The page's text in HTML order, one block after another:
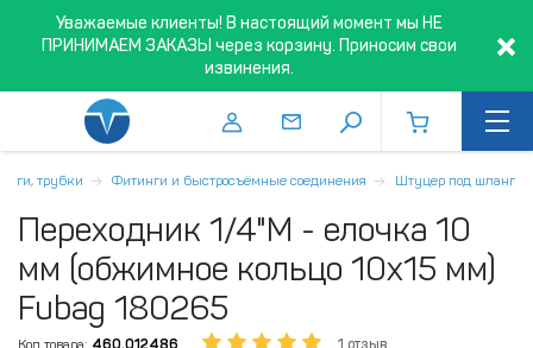
Уважаемые клиенты! В настоящий момент мы НЕ
ПРИНИМАЕМ ЗАКАЗЫ через корзину. Приносим свои
извинения.
трубки Фитинги и быстросъёмные соединения Штуцер под шланг
Переходник 1/4"M - елочка 10
мм (обжимное кольцо 10х15 мм)
Fubag 180265
Код товара: 460.012486 1 отзыв